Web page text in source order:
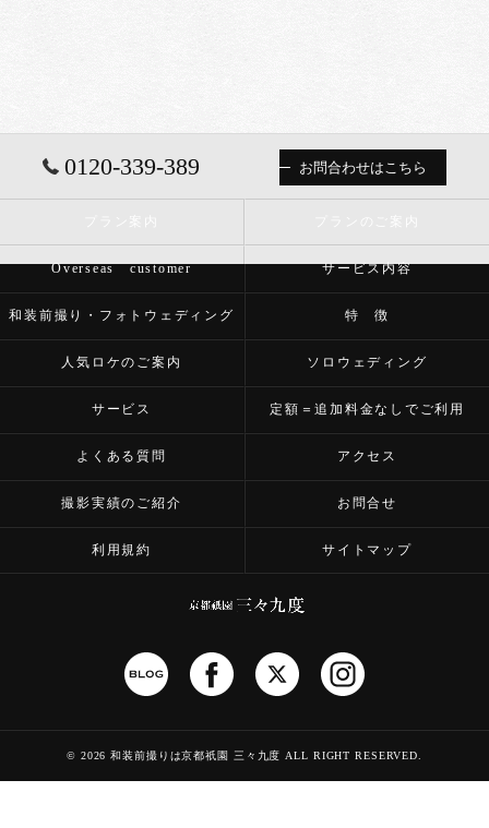
0120-339-389 お問合わせはこちら
Overseas customer サービス内容
和装前撮り・フォトウェディング 特 徴
人気ロケのご案内 ソロウェディング
サービス 定額＝追加料金なしでご利用
よくある質問 アクセス
撮影実績のご紹介 お問合せ
利用規約 サイトマップ
© 2026 和装前撮りは京都祇園 三々九度 ALL RIGHT RESERVED.